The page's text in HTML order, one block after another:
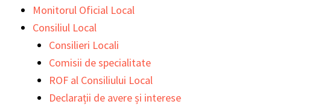
Monitorul Oficial Local
Consiliul Local
Consilieri Locali
Comisii de specialitate
ROF al Consiliului Local
Declarații de avere și interese